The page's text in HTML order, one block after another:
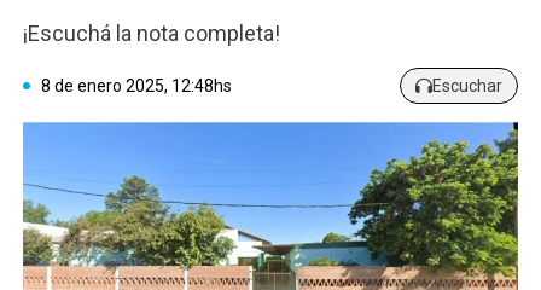
¡Escuchá la nota completa!
8 de enero 2025, 12:48hs Escuchar